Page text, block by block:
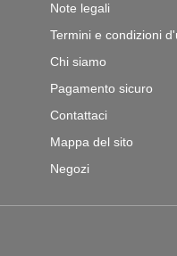
Note legali
Termini e condizioni
Chi siamo
Pagamento sicuro
Contattaci
Mappa del sito
Negozi